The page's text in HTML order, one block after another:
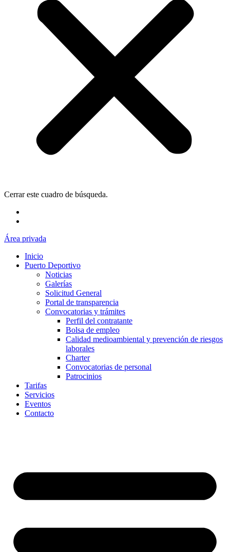
Cerrar este cuadro de búsqueda.
Área privada
Inicio
Puerto Deportivo
Noticias
Galerías
Solicitud General
Portal de transparencia
Convocatorias y trámites
Perfil del contratante
Bolsa de empleo
Calidad medioambiental y prevención de riesgos
laborales
Charter
Convocatorias de personal
Patrocinios
Tarifas
Servicios
Eventos
Contacto